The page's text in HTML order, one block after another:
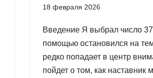
18 февраля 2026
Введение Я выбрал число 37
помощью остановился на
редко попадает в центр
пойдет о том, как наставник